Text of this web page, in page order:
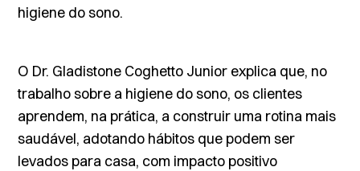
higiene do sono.
O Dr. Gladistone Coghetto Junior explica que, no
trabalho sobre a higiene do sono, os clientes
aprendem, na prática, a construir uma rotina mais
saudável, adotando hábitos que podem ser
levados para casa, com impacto positivo